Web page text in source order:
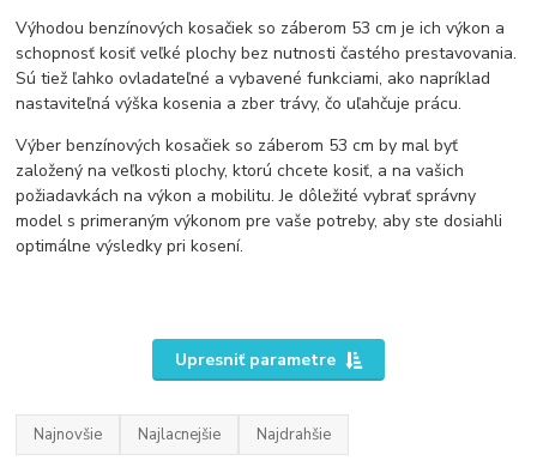
Výhodou benzínových kosačiek so záberom 53 cm je ich výkon a
schopnosť kosiť veľké plochy bez nutnosti častého prestavovania.
Sú tiež ľahko ovladateľné a vybavené funkciami, ako napríklad
nastaviteľná výška kosenia a zber trávy, čo uľahčuje prácu.
Výber benzínových kosačiek so záberom 53 cm by mal byť
založený na veľkosti plochy, ktorú chcete kosiť, a na vašich
požiadavkách na výkon a mobilitu. Je dôležité vybrať správny
model s primeraným výkonom pre vaše potreby, aby ste dosiahli
optimálne výsledky pri kosení.
Upresniť parametre
Najnovšie Najlacnejšie Najdrahšie